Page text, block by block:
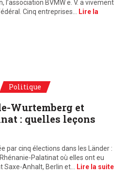
l’association BVMW e. V. a vivement
Cinq entreprises… Lire la
Politique
Wurtemberg et
: quelles leçons
par cinq élections dans les Länder :
Palatinat où elles ont eu
Saxe-Anhalt, Berlin et… Lire la suite